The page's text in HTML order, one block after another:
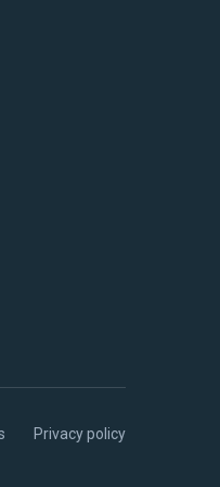
Privacy policy